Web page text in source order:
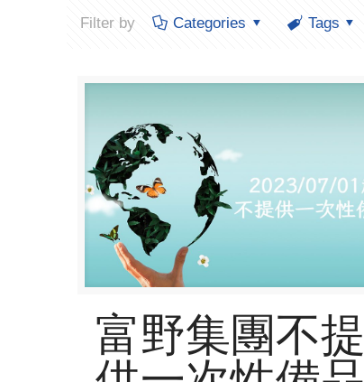
Filter by Categories Tags
富野集團不提